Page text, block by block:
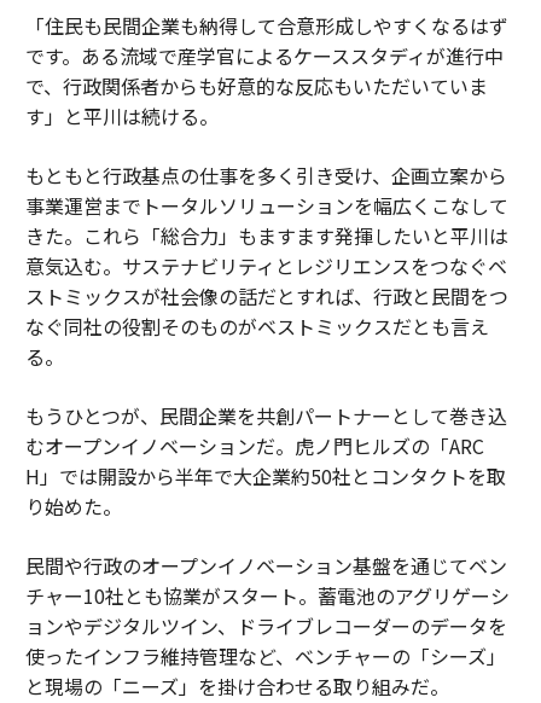
「住民も民間企業も納得して合意形成しやすくなるはず
です。ある流域で産学官によるケーススタディが進行中
で、行政関係者からも好意的な反応もいただいていま
す」と平川は続ける。
もともと行政基点の仕事を多く引き受け、企画立案から
事業運営までトータルソリューションを幅広くこなして
きた。これら「総合力」もますます発揮したいと平川は
意気込む。サステナビリティとレジリエンスをつなぐベ
ストミックスが社会像の話だとすれば、行政と民間をつ
なぐ同社の役割そのものがベストミックスだとも言え
る。
もうひとつが、民間企業を共創パートナーとして巻き込
むオープンイノベーションだ。虎ノ門ヒルズの「ARC
H」では開設から半年で大企業約50社とコンタクトを取
り始めた。
民間や行政のオープンイノベーション基盤を通じてベン
チャー10社とも協業がスタート。蓄電池のアグリゲーシ
ョンやデジタルツイン、ドライブレコーダーのデータを
使ったインフラ維持管理など、ベンチャーの「シーズ」
と現場の「ニーズ」を掛け合わせる取り組みだ。